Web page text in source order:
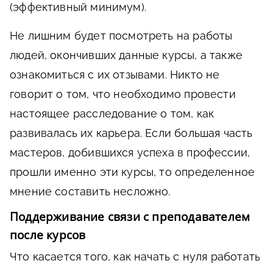
(эффективный минимум).
Не лишним будет посмотреть на работы
людей, окончивших данные курсы, а также
ознакомиться с их отзывами. Никто не
говорит о том, что необходимо провести
настоящее расследование о том, как
развивалась их карьера. Если большая часть
мастеров, добившихся успеха в профессии,
прошли именно эти курсы, то определенное
мнение составить несложно.
Поддерживание связи с преподавателем
после курсов
Что касается того, как начать с нуля работать